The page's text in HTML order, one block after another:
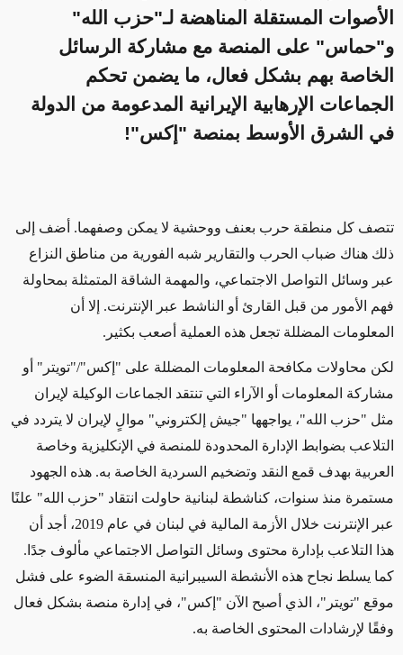
الأصوات المستقلة المناهضة لـ"حزب الله"
و"حماس" على المنصة مع مشاركة الرسائل
الخاصة بهم بشكل فعال، ما يضمن تحكم
الجماعات الإرهابية الإيرانية المدعومة من الدولة
في الشرق الأوسط بمنصة "إكس"!
تتصف كل منطقة حرب بعنف ووحشية لا يمكن وصفهما. أضف إلى
ذلك هناك ضباب الحرب والتقارير شبه الفورية من مناطق النزاع
عبر وسائل التواصل الاجتماعي، والمهمة الشاقة المتمثلة بمحاولة
فهم الأمور من قبل القارئ أو الناشط عبر الإنترنت. إلا أن
المعلومات المضللة تجعل هذه العملية أصعب بكثير.
لكن محاولات مكافحة المعلومات المضللة على "إكس"/"تويتر" أو
مشاركة المعلومات أو الآراء التي تنتقد الجماعات الوكيلة لإيران
مثل "حزب الله"، يواجهها "جيش إلكتروني" موالٍ لإيران لا يتردد في
التلاعب بضوابط الإدارة المحدودة للمنصة في الإنكليزية وخاصة
العربية بهدف قمع النقد وتضخيم السردية الخاصة به. هذه الجهود
مستمرة منذ سنوات، كناشطة لبنانية حاولت انتقاد "حزب الله" علنًا
عبر الإنترنت خلال الأزمة المالية في لبنان في عام 2019، أجد أن
هذا التلاعب بإدارة محتوى وسائل التواصل الاجتماعي مألوف جدًا.
كما يسلط نجاح هذه الأنشطة السيبرانية المنسقة الضوء على فشل
موقع "تويتر"، الذي أصبح الآن "إكس"، في إدارة منصة بشكل فعال
وفقًا لإرشادات المحتوى الخاصة به.